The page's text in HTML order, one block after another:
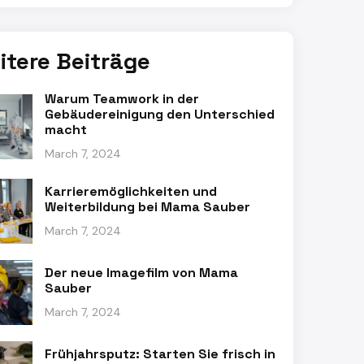
Beiträge
Warum Teamwork in der
Gebäudereinigung den Unterschied
macht
March 7, 2024
Karrieremöglichkeiten und
Weiterbildung bei Mama Sauber
March 7, 2024
Der neue Imagefilm von Mama
Sauber
March 7, 2024
Frühjahrsputz: Starten Sie frisch in